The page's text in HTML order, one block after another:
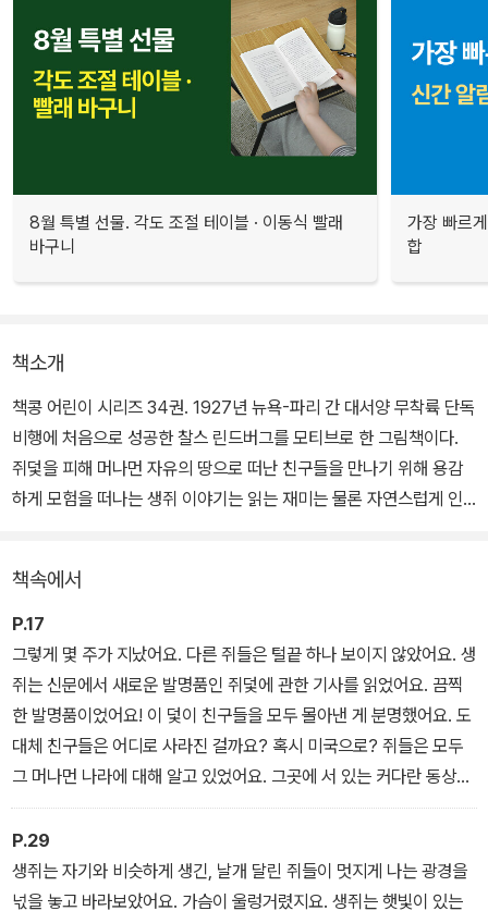
8월 특별 선물. 각도 조절 테이블 · 이동식 빨래
바구니
가장 빠르
합
책소개
책콩 어린이 시리즈 34권. 1927년 뉴욕-파리 간 대서양 무착륙 단독
비행에 처음으로 성공한 찰스 린드버그를 모티브로 한 그림책이다.
쥐덫을 피해 머나먼 자유의 땅으로 떠난 친구들을 만나기 위해 용감
하게 모험을 떠나는 생쥐 이야기는 읽는 재미는 물론 자연스럽게 인
애니메이션을 보는 듯한 착각을 불러일으킬 만큼 훌륭하다.
신인작가의 데뷔작이라고는 믿기 힘들 정도로 탄탄한 스토리와 수준
높은 그림들은 단숨에 아이는 물론 어른들까지 매료시키며 베스트셀
러에 올랐으며, 지금까지 전 세계 16개국 20개 언어로 출간되었다. 2
014년 ‘가장 아름다운 독일 책’에 선정되었으며, 2015년에는 제2회
나미콩쿠르에서 골든 아일랜드 상의 수상작으로 선정되기도 하였다.
책속에서
P.17
그렇게 몇 주가 지났어요. 다른 쥐들은 털끝 하나 보이지 않았어요. 생
쥐는 신문에서 새로운 발명품인 쥐덫에 관한 기사를 읽었어요. 끔찍
한 발명품이었어요! 이 덫이 친구들을 모두 몰아낸 게 분명했어요. 도
대체 친구들은 어디로 사라진 걸까요? 혹시 미국으로? 쥐들은 모두
그 머나먼 나라에 대해 알고 있었어요. 그곳에 서 있는 커다란 동상이
이민자 전부를, 인간이든 생쥐든 상관없이 반겨 준다고 했어요.
P.29
생쥐는 자기와 비슷하게 생긴, 날개 달린 쥐들이 멋지게 나는 광경을
넋을 놓고 바라보았어요. 가슴이 울렁거렸지요. 생쥐는 햇빛이 있는